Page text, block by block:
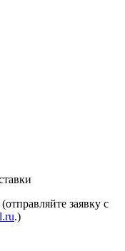
заявку с
.)